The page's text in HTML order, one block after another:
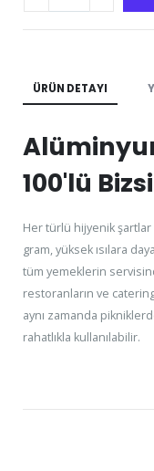
ÜRÜN DETAYI
100'lü
Her türlü hijyenik
gram, yüksek ısılara
tüm yemeklerin
restoranların ve
aynı zamanda
rahatlıkla kullanılabilir.